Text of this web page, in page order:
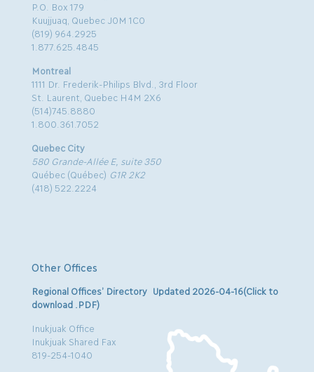
P.O. Box 179
Kuujjuaq, Quebec J0M 1C0
(819) 964.2925
1.877.625.4845
Montreal
1111 Dr. Frederik-Philips Blvd., 3rd Floor
St. Laurent, Quebec H4M 2X6
(514)745.8880
1.800.361.7052
Quebec City
580 Grande-Allée E, suite 350
Québec (Québec) G1R 2K2
(418) 522.2224
Other Offices
Regional Offices’ Directory Updated 2026-04-16(Click to
download .PDF)
Inukjuak Office
Inukjuak Shared Fax
819-254-1040